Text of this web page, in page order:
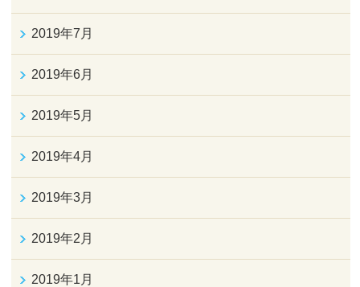
2019年7月
2019年6月
2019年5月
2019年4月
2019年3月
2019年2月
2019年1月